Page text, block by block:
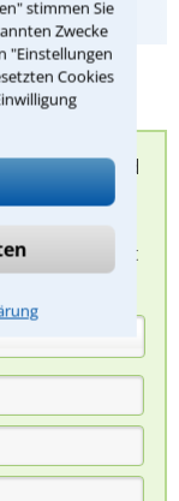
stimmen Sie
Zwecke
"Einstellungen
Cookies
Anschließend
bei
einen Anwalt